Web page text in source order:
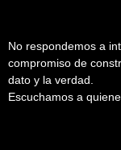
No respondemos a
compromiso de
dato y la verdad.
Escuchamos a